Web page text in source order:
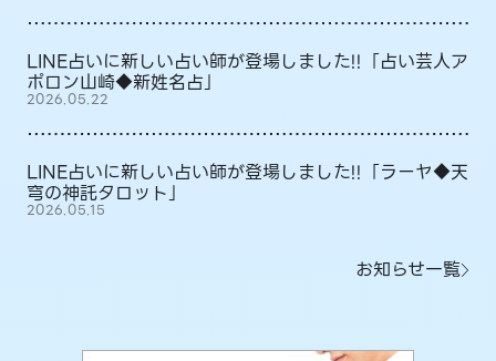
LINE占いに新しい占い師が登場しました!!「占い芸人ア
ポロン山崎◆新姓名占」
2026.05.22
LINE占いに新しい占い師が登場しました!!「ラーヤ◆天
穹の神託タロット」
2026.05.15
お知らせ一覧